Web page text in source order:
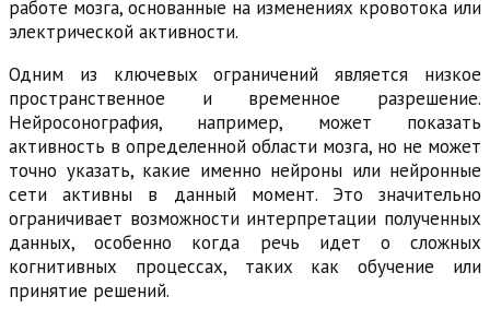
работе мозга, основанные на изменениях кровотока или
электрической активности.
Одним из ключевых ограничений является низкое
пространственное и временное разрешение.
Нейросонография, например, может показать
активность в определенной области мозга, но не может
точно указать, какие именно нейроны или нейронные
сети активны в данный момент. Это значительно
ограничивает возможности интерпретации полученных
данных, особенно когда речь идет о сложных
когнитивных процессах, таких как обучение или
принятие решений.